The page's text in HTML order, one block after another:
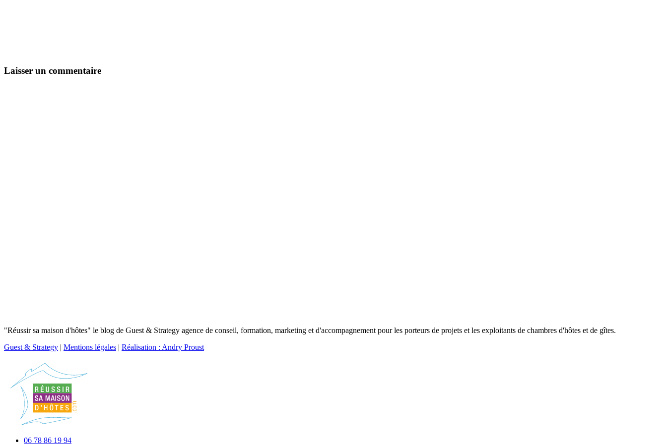
Laisser un commentaire
"Réussir sa maison d'hôtes" le blog de Guest & Strategy agence de conseil, formation, marketing et d'accompagnement pour les porteurs de projets et les exploitants de chambres d'hôtes et de gîtes.
Guest & Strategy | Mentions légales | Réalisation : Andry Proust
06 78 86 19 94